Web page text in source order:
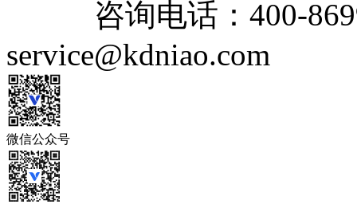
咨询电话： 400-
service@kdniao.com
微信公众号